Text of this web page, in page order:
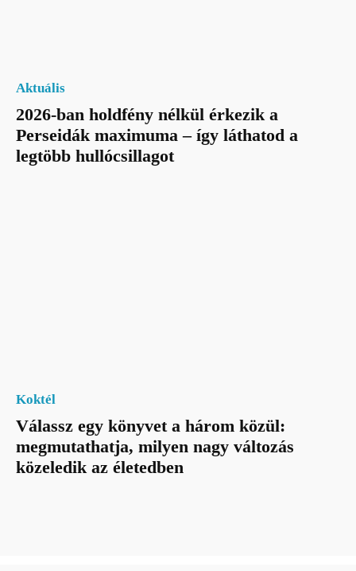
Aktuális
2026-ban holdfény nélkül érkezik a
Perseidák maximuma – így láthatod a
legtöbb hullócsillagot
Koktél
Válassz egy könyvet a három közül:
megmutathatja, milyen nagy változás
közeledik az életedben